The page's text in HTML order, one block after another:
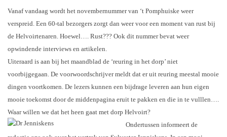
Vanaf vandaag wordt het novembernummer van ‘t Pomphuiske weer
verspreid. Een 60-tal bezorgers zorgt dan weer voor een moment van rust bij
de Helvoirtenaren. Hoewel…. Rust??? Ook dit nummer bevat weer
opwindende interviews en artikelen.
Uiteraard is aan bij het maandblad de ‘reuring in het dorp’ niet
voorbijgegaan. De voorwoordschrijver meldt dat er uit reuring meestal mooie
dingen voortkomen. De lezers kunnen een bijdrage leveren aan hun eigen
mooie toekomst door de middenpagina eruit te pakken en die in te vulllen….
Waar willen we dat het heen gaat met dorp Helvoirt?
Ondertussen informeert de